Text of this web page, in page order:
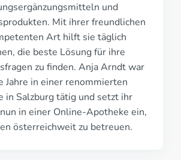
und
Mit ihrer freundlichen
Art hilft sie täglich
die beste Lösung für ihre
zu finden. Anja Arndt war
Jahre in einer renommierten
in Salzburg tätig und setzt ihr
in einer Online-Apotheke ein,
österreichweit zu betreuen.